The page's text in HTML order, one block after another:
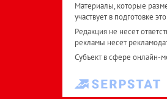
Материалы, которые
участвует в подготовке
Редакция не несет
рекламы несет
Субъект в сфере онлайн-